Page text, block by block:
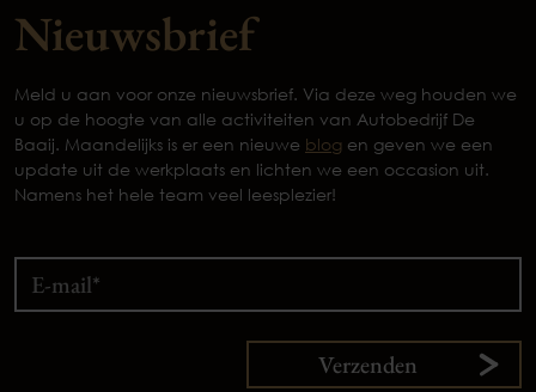
Nieuwsbrief
Meld u aan voor onze nieuwsbrief. Via deze weg houden we
u op de hoogte van alle activiteiten van Autobedrijf De
Baaij. Maandelijks is er een nieuwe blog en geven we een
update uit de werkplaats en lichten we een occasion uit.
Namens het hele team veel leesplezier!
Verzenden